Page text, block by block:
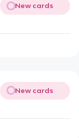
New cards
New cards